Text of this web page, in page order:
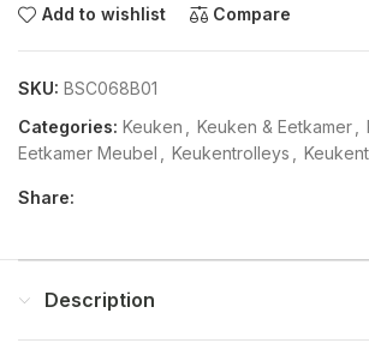
Add to wishlist Compare
SKU: BSC068B01
Categories: Keuken Keuken & Eetkamer
Eetkamer Meubel
Keukentrolleys
Share:
Description